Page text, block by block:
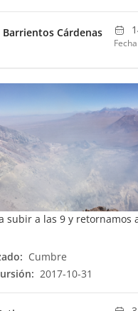
Barrientos Cárdenas
subir a las 9 y retornamos
Cumbre
2017-10-31